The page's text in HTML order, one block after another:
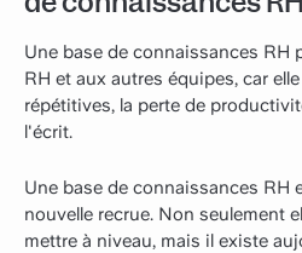
Une base de connaissances RH
RH et aux autres équipes, car
répétitives, la perte de
l'écrit.
Une base de connaissances RH
nouvelle recrue. Non seulement
mettre à niveau, mais il existe